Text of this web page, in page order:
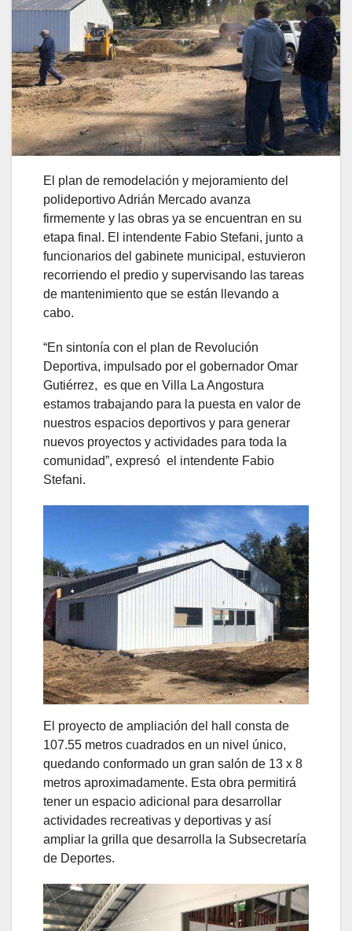
El plan de remodelación y mejoramiento del
polideportivo Adrián Mercado avanza
firmemente y las obras ya se encuentran en su
etapa final. El intendente Fabio Stefani, junto a
funcionarios del gabinete municipal, estuvieron
recorriendo el predio y supervisando las tareas
de mantenimiento que se están llevando a
cabo.
“En sintonía con el plan de Revolución
Deportiva, impulsado por el gobernador Omar
Gutiérrez, es que en Villa La Angostura
estamos trabajando para la puesta en valor de
nuestros espacios deportivos y para generar
nuevos proyectos y actividades para toda la
comunidad”, expresó el intendente Fabio
Stefani.
El proyecto de ampliación del hall consta de
107.55 metros cuadrados en un nivel único,
quedando conformado un gran salón de 13 x 8
metros aproximadamente. Esta obra permitirá
tener un espacio adicional para desarrollar
actividades recreativas y deportivas y así
ampliar la grilla que desarrolla la Subsecretaría
de Deportes.